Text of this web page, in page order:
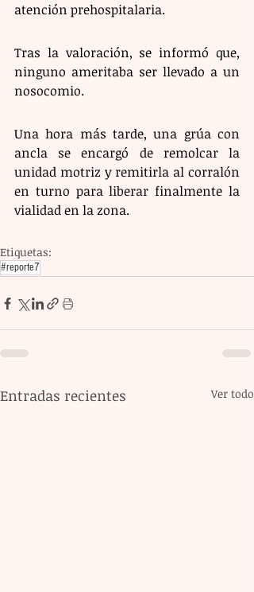
atención prehospitalaria.
Tras la valoración, se informó que,
ninguno ameritaba ser llevado a un
nosocomio.
Una hora más tarde, una grúa con
ancla se encargó de remolcar la
unidad motriz y remitirla al corralón
en turno para liberar finalmente la
vialidad en la zona.
Etiquetas:
#reporte7
Entradas recientes Ver todo